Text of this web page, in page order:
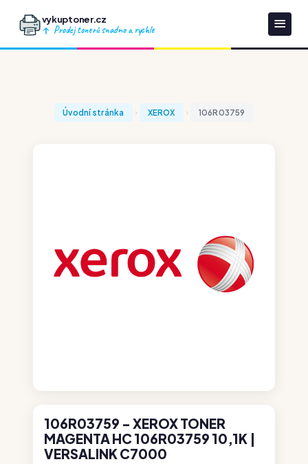
vykuptoner.cz
Prodej tonerů snadno a rychle
Úvodní stránka XEROX 106R03759
106R03759 - XEROX TONER
MAGENTA HC 106R03759 10,1K |
VERSALINK C7000